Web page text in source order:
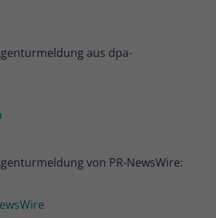
aus dpa-
von PR-NewsWire: